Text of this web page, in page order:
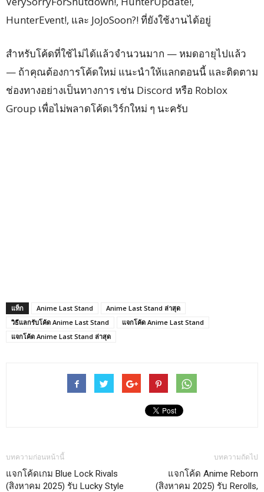
HunterEvent!, และ JoJoSoon?! ที่ยังใช้งานได้อยู่
สำหรับโค้ดที่ใช้ไม่ได้แล้วจำนวนมาก — หมดอายุไปแล้ว
— ถ้าคุณต้องการโค้ดใหม่ แนะนำให้แลกตอนนี้ และติดตาม
ช่องทางอย่างเป็นทางการ เช่น Discord หรือ Roblox
Group เพื่อไม่พลาดโค้ดเวิร์กใหม่ ๆ นะครับ
แท็ก Anime Last Stand
Anime Last Stand ล่าสุด
วิธีแลกรับโค้ด Anime Last Stand
แจกโค้ด Anime Last Stand
แจกโค้ด Anime Last Stand ล่าสุด
บทความก่อนหน้านี้
แจกโค้ดเกม Blue Lock Rivals
(สิงหาคม 2025) รับ Lucky Style
บทความถัดไป
แจกโค้ด Anime Reborn
(สิงหาคม 2025) รับ Rerolls,